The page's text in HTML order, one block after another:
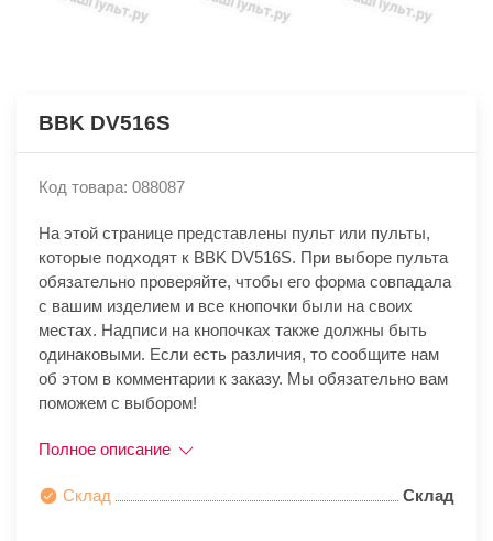
BBK DV516S
Код товара: 088087
На этой странице представлены пульт или пульты,
которые подходят к BBK DV516S. При выборе пульта
обязательно проверяйте, чтобы его форма совпадала
с вашим изделием и все кнопочки были на своих
местах. Надписи на кнопочках также должны быть
одинаковыми. Если есть различия, то сообщите нам
об этом в комментарии к заказу. Мы обязательно вам
поможем с выбором!
Полное описание
Склад Склад